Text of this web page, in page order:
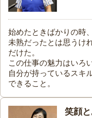
始めたときばかりの時
未熟だったとは思うけ
だけた。
この仕事の魅力はいろ
自分が持っているスキ
できること。
笑顔